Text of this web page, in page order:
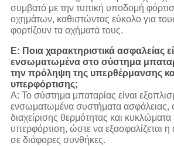
συμβατό με την τυπική υποδομή
οχημάτων, καθιστώντας εύκολο για
φορτίζουν τα οχήματά τους.
Ε: Ποια χαρακτηριστικά ασφαλείας
ενσωματωμένα στο σύστημα
την πρόληψη της υπερθέρμανσης
υπερφόρτισης;
Α: Το σύστημα μπαταρίας είναι
ενσωματωμένα συστήματα
διαχείρισης θερμότητας και
υπερφόρτιση, ώστε να εξασφαλίζεται η
σε διάφορες συνθήκες.